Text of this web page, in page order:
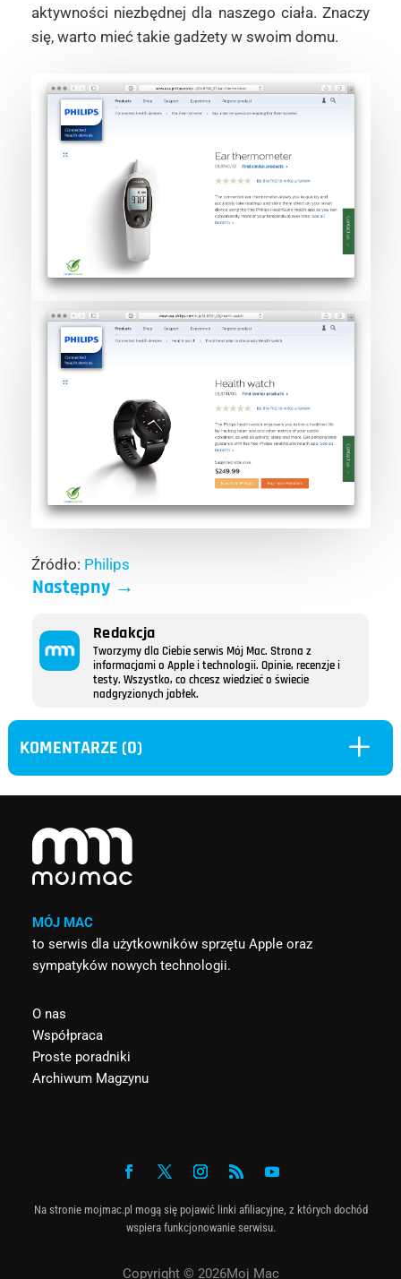
aktywności niezbędnej dla naszego ciała. Znaczy
się, warto mieć takie gadżety w swoim domu.
Źródło: Philips
Następny→
Redakcja
Tworzymy dla Ciebie serwis Mój Mac. Strona z
informacjami o Apple i technologii. Opinie, recenzje i
testy. Wszystko, co chcesz wiedzieć o świecie
nadgryzionych jabłek.
KOMENTARZE (0) L
MÓJ MAC
to serwis dla użytkowników sprzętu Apple oraz
sympatyków nowych technologii.
O nas
Współpraca
Proste poradniki
Archiwum Magzynu
Na stronie mojmac.pl mogą się pojawić linki afiliacyjne, z których dochód
wspiera funkcjonowanie serwisu.
Copyright © 2026Moj Mac